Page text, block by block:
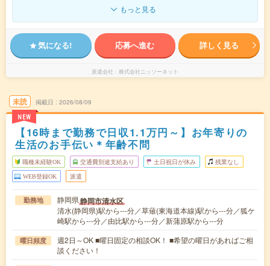
もっと見る
気になる! 応募へ進む 詳しく見る
派遣会社 株式会社ニッソーネット
未読
NEW
掲載日 2026/08/09
【16時まで勤務で日収1.1万円～】お年寄りの
生活のお手伝い＊年齢不問
職種未経験OK 交通費別途支給あり 土日祝日が休み 残業なし
WEB登録OK 派遣
勤務地 静岡県静岡市清水区
清水(静岡県)駅から---分／草薙(東海道本線)駅から---分／狐ケ
崎駅から---分／由比駅から---分／新蒲原駅から---分
曜日頻度
週2日～OK ■曜日固定の相談OK！ ■希望の曜日があればご相
談ください！